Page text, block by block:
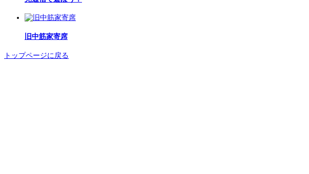
旧中筋家寄席
トップページに戻る